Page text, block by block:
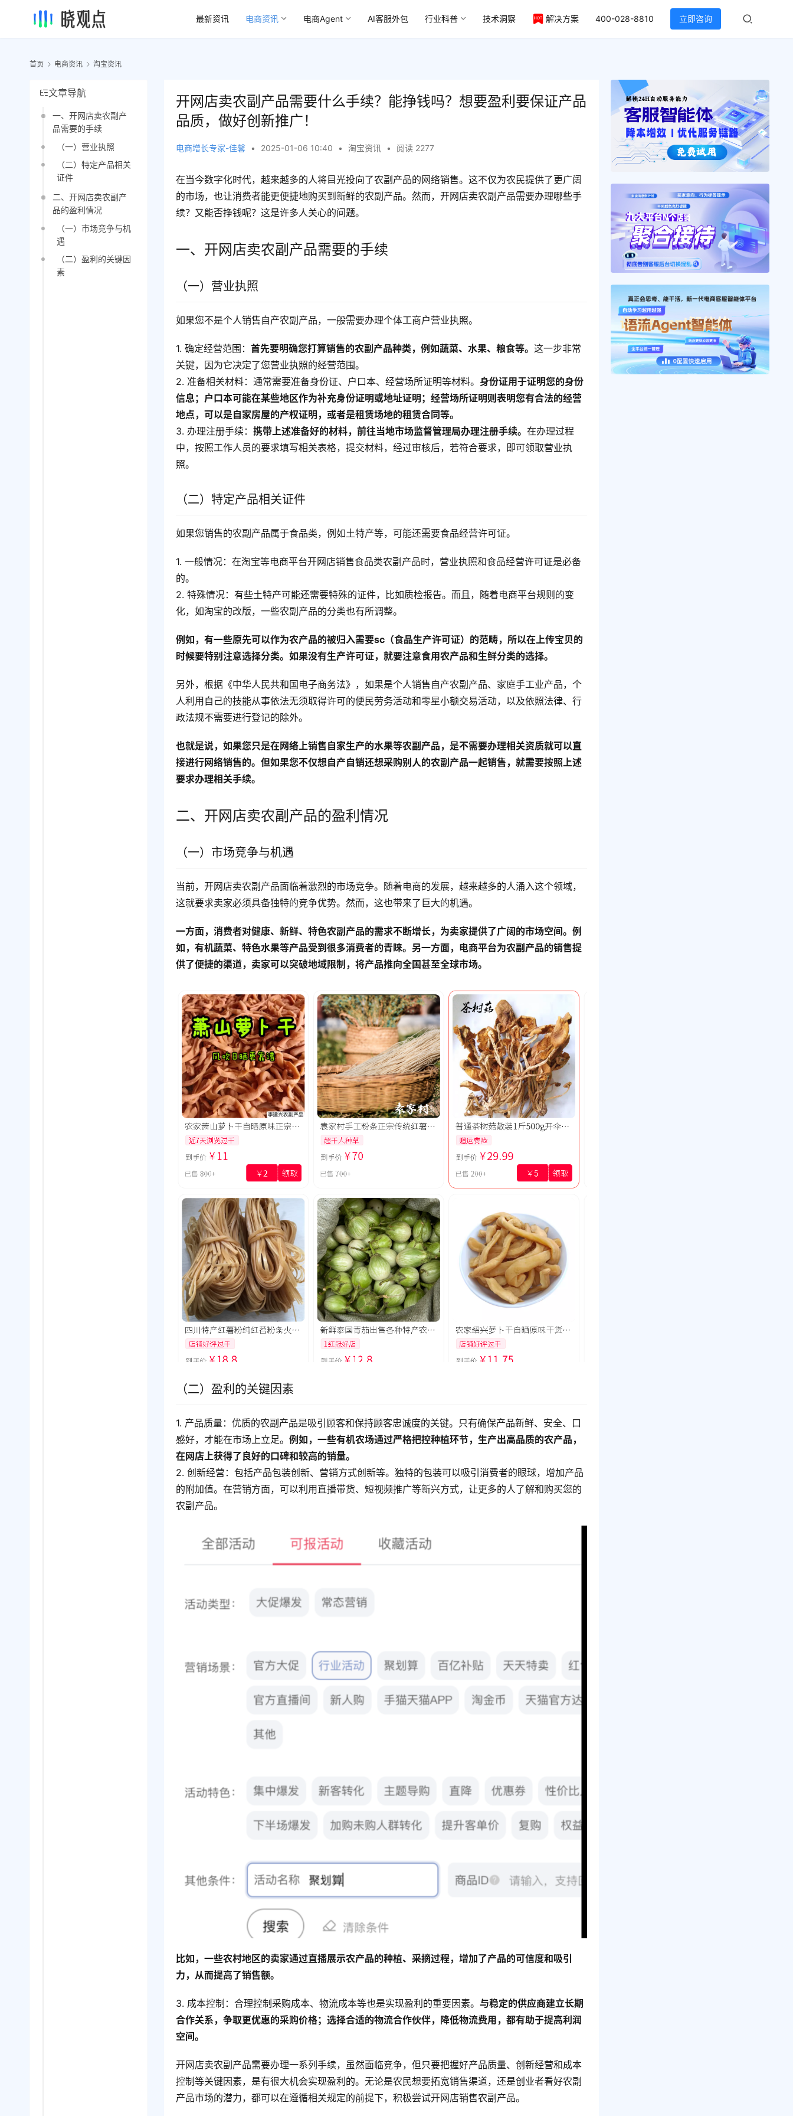
最新资讯 电商资讯 电商Agent AI客服外包 行业科普 技术洞察 解决方案 400-028-8810 立即咨询
首页 电商资讯 淘宝资讯
文章导航
一、开网店卖农副产
品需要的手续
（一）营业执照
（二）特定产品相关
证件
二、开网店卖农副产
品的盈利情况
（一）市场竞争与机
遇
（二）盈利的关键因
素
开网店卖农副产品需要什么手续？能挣钱吗？想要盈利要保证产品
品质，做好创新推广！
电商增长专家-佳馨 • 2025-01-06 10:40 • 淘宝资讯 • 阅读 2277
在当今数字化时代，越来越多的人将目光投向了农副产品的网络销售。这不仅为农民提供了更广阔
的市场，也让消费者能更便捷地购买到新鲜的农副产品。然而，开网店卖农副产品需要办理哪些手
续？又能否挣钱呢？这是许多人关心的问题。
一、开网店卖农副产品需要的手续
（一）营业执照
如果您不是个人销售自产农副产品，一般需要办理个体工商户营业执照。
1. 确定经营范围：首先要明确您打算销售的农副产品种类，例如蔬菜、水果、粮食等。这一步非常
关键，因为它决定了您营业执照的经营范围。
2. 准备相关材料：通常需要准备身份证、户口本、经营场所证明等材料。 身份证用于证明您的身份
信息；户口本可能在某些地区作为补充身份证明或地址证明；经营场所证明则表明您有合法的经营
地点，可以是自家房屋的产权证明，或者是租赁场地的租赁合同等。
3. 办理注册手续：携带上述准备好的材料，前往当地市场监督管理局办理注册手续。在办理过程
中，按照工作人员的要求填写相关表格，提交材料，经过审核后，若符合要求，即可领取营业执
照。
（二）特定产品相关证件
如果您销售的农副产品属于食品类，例如土特产等，可能还需要食品经营许可证。
1. 一般情况：在淘宝等电商平台开网店销售食品类农副产品时，营业执照和食品经营许可证是必备
的。
2. 特殊情况：有些土特产可能还需要特殊的证件，比如质检报告。而且，随着电商平台规则的变
化，如淘宝的改版，一些农副产品的分类也有所调整。
例如，有一些原先可以作为农产品的被归入需要sc（食品生产许可证）的范畴，所以在上传宝贝的
时候要特别注意选择分类。如果没有生产许可证，就要注意食用农产品和生鲜分类的选择。
另外，根据《中华人民共和国电子商务法》，如果是个人销售自产农副产品、家庭手工业产品，个
人利用自己的技能从事依法无须取得许可的便民劳务活动和零星小额交易活动，以及依照法律、行
政法规不需要进行登记的除外。
也就是说，如果您只是在网络上销售自家生产的水果等农副产品，是不需要办理相关资质就可以直
接进行网络销售的。但如果您不仅想自产自销还想采购别人的农副产品一起销售，就需要按照上述
要求办理相关手续。
二、开网店卖农副产品的盈利情况
（一）市场竞争与机遇
当前，开网店卖农副产品面临着激烈的市场竞争。随着电商的发展，越来越多的人涌入这个领域，
这就要求卖家必须具备独特的竞争优势。然而，这也带来了巨大的机遇。
一方面，消费者对健康、新鲜、特色农副产品的需求不断增长，为卖家提供了广阔的市场空间。例
如，有机蔬菜、特色水果等产品受到很多消费者的青睐。另一方面，电商平台为农副产品的销售提
供了便捷的渠道，卖家可以突破地域限制，将产品推向全国甚至全球市场。
（二）盈利的关键因素
1. 产品质量：优质的农副产品是吸引顾客和保持顾客忠诚度的关键。只有确保产品新鲜、安全、口
感好，才能在市场上立足。例如，一些有机农场通过严格把控种植环节，生产出高品质的农产品，
在网店上获得了良好的口碑和较高的销量。
2. 创新经营：包括产品包装创新、营销方式创新等。独特的包装可以吸引消费者的眼球，增加产品
的附加值。在营销方面，可以利用直播带货、短视频推广等新兴方式，让更多的人了解和购买您的
农副产品。
比如，一些农村地区的卖家通过直播展示农产品的种植、采摘过程，增加了产品的可信度和吸引
力，从而提高了销售额。
3. 成本控制：合理控制采购成本、物流成本等也是实现盈利的重要因素。与稳定的供应商建立长期
合作关系，争取更优惠的采购价格；选择合适的物流合作伙伴，降低物流费用，都有助于提高利润
空间。
开网店卖农副产品需要办理一系列手续，虽然面临竞争，但只要把握好产品质量、创新经营和成本
控制等关键因素，是有很大机会实现盈利的。无论是农民想要拓宽销售渠道，还是创业者看好农副
产品市场的潜力，都可以在遵循相关规定的前提下，积极尝试开网店销售农副产品。